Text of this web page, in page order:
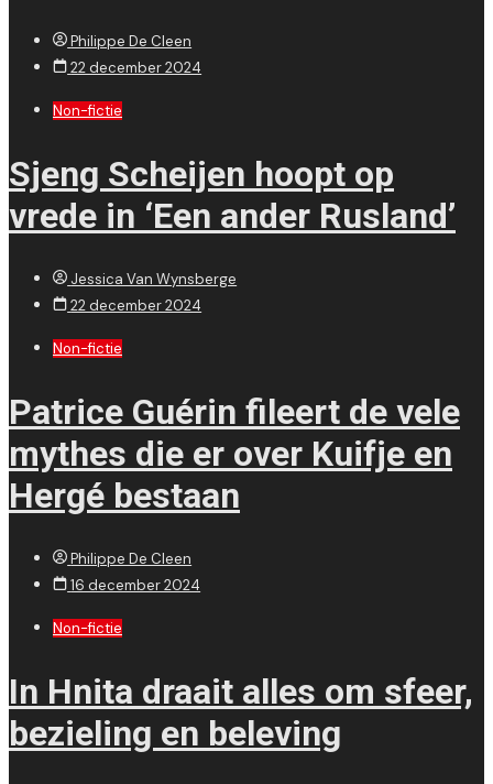
Philippe De Cleen
22 december 2024
Non-fictie
Sjeng Scheijen hoopt op
vrede in ‘Een ander Rusland’
Jessica Van Wynsberge
22 december 2024
Non-fictie
Patrice Guérin fileert de vele
mythes die er over Kuifje en
Hergé bestaan
Philippe De Cleen
16 december 2024
Non-fictie
In Hnita draait alles om sfeer,
bezieling en beleving